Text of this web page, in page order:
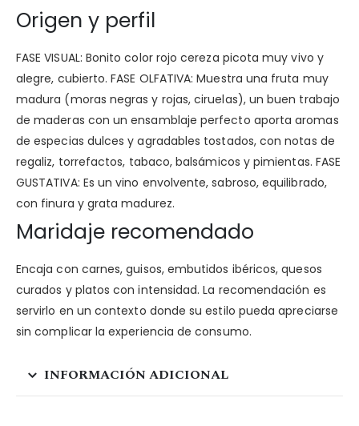
Origen y perfil
FASE VISUAL: Bonito color rojo cereza picota muy vivo y
alegre, cubierto. FASE OLFATIVA: Muestra una fruta muy
madura (moras negras y rojas, ciruelas), un buen trabajo
de maderas con un ensamblaje perfecto aporta aromas
de especias dulces y agradables tostados, con notas de
regaliz, torrefactos, tabaco, balsámicos y pimientas. FASE
GUSTATIVA: Es un vino envolvente, sabroso, equilibrado,
con finura y grata madurez.
Maridaje recomendado
Encaja con carnes, guisos, embutidos ibéricos, quesos
curados y platos con intensidad. La recomendación es
servirlo en un contexto donde su estilo pueda apreciarse
sin complicar la experiencia de consumo.
INFORMACIÓN ADICIONAL